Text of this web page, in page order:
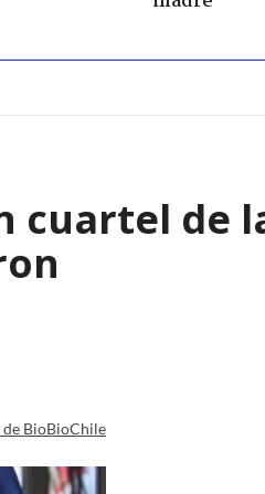
de
BioBioChile